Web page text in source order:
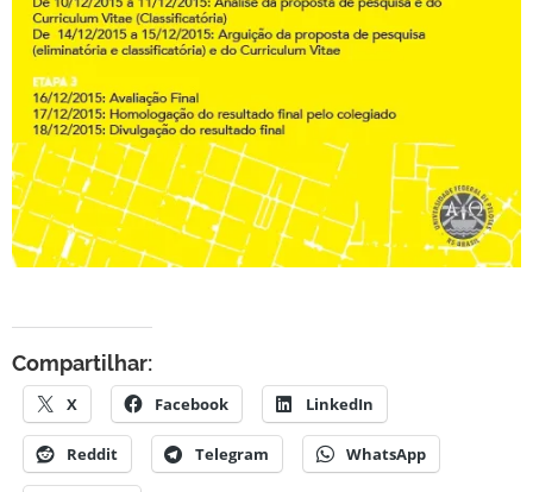
Compartilhar:
X Facebook LinkedIn
Reddit Telegram WhatsApp